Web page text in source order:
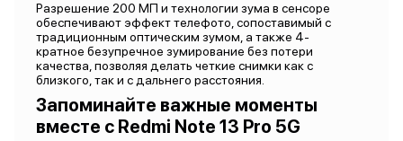
Разрешение 200 МП и технологии зума в сенсоре
обеспечивают эффект телефото, сопоставимый с
традиционным оптическим зумом, а также 4-
кратное безупречное зумирование без потери
качества, позволяя делать четкие снимки как с
близкого, так и с дальнего расстояния.
Запоминайте важные моменты
вместе с Redmi Note 13 Pro 5G